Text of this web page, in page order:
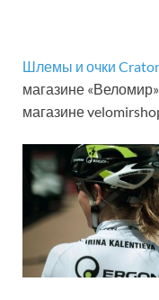
Шлемы и очки
магазине
магазине